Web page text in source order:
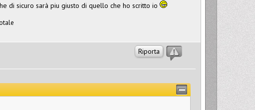
di sicuro sarà piu giusto di quello che ho scritto io
Riporta